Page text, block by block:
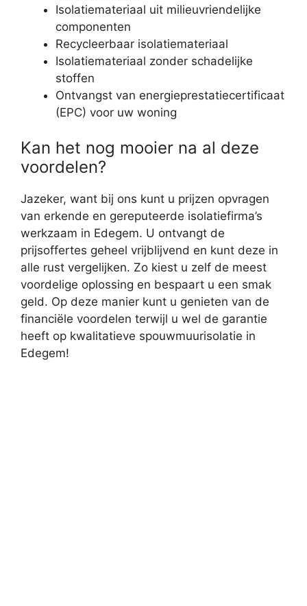
Isolatiemateriaal uit milieuvriendelijke
componenten
Recycleerbaar isolatiemateriaal
Isolatiemateriaal zonder schadelijke
stoffen
Ontvangst van energieprestatiecertificaat
(EPC) voor uw woning
Kan het nog mooier na al deze
voordelen?
Jazeker, want bij ons kunt u prijzen opvragen
van erkende en gereputeerde isolatiefirma’s
werkzaam in Edegem. U ontvangt de
prijsoffertes geheel vrijblijvend en kunt deze in
alle rust vergelijken. Zo kiest u zelf de meest
voordelige oplossing en bespaart u een smak
geld. Op deze manier kunt u genieten van de
financiële voordelen terwijl u wel de garantie
heeft op kwalitatieve spouwmuurisolatie in
Edegem!